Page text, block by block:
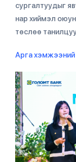
сургалтуудыг
нар хиймэл
төслөө
Арга хэмжээний